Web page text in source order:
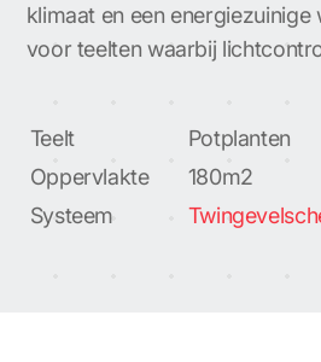
klimaat en een energiezuinige
voor teelten waarbij
Teelt
Potplanten
Oppervlakte
180m2
Systeem